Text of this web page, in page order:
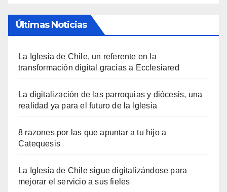
Últimas Noticias
La Iglesia de Chile, un referente en la
transformación digital gracias a Ecclesiared
La digitalización de las parroquias y diócesis, una
realidad ya para el futuro de la Iglesia
8 razones por las que apuntar a tu hijo a
Catequesis
La Iglesia de Chile sigue digitalizándose para
mejorar el servicio a sus fieles